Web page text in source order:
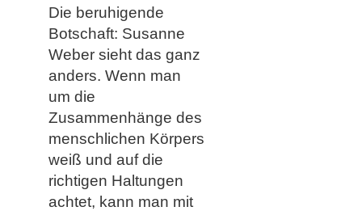
Die beruhigende
Botschaft: Susanne
Weber sieht das ganz
anders. Wenn man
um die
Zusammenhänge des
menschlichen Körpers
weiß und auf die
richtigen Haltungen
achtet, kann man mit